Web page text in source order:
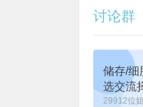
讨论群
储存/细
选交流
29912位